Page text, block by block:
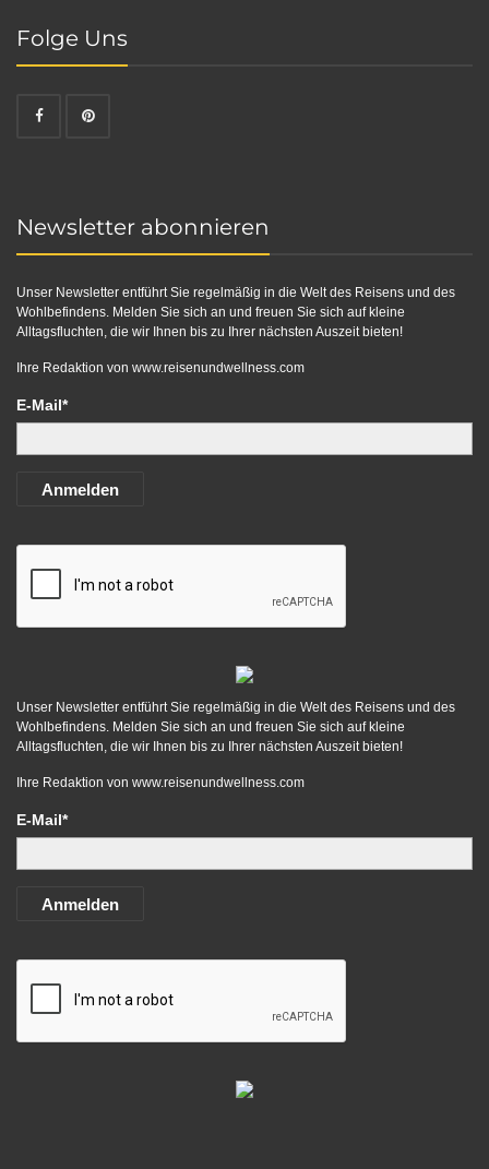
Folge Uns
Newsletter abonnieren
Unser Newsletter entführt Sie regelmäßig in die Welt des Reisens und des
Wohlbefindens. Melden Sie sich an und freuen Sie sich auf kleine
Alltagsfluchten, die wir Ihnen bis zu Ihrer nächsten Auszeit bieten!
Ihre Redaktion von www.reisenundwellness.com
E-Mail*
Anmelden
Unser Newsletter entführt Sie regelmäßig in die Welt des Reisens und des
Wohlbefindens. Melden Sie sich an und freuen Sie sich auf kleine
Alltagsfluchten, die wir Ihnen bis zu Ihrer nächsten Auszeit bieten!
Ihre Redaktion von www.reisenundwellness.com
E-Mail*
Anmelden